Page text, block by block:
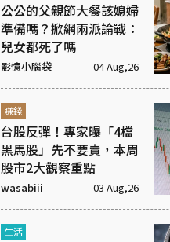
公公的父親節大餐該媳婦
準備嗎？掀網兩派論戰：
兒女都死了嗎
影憶小腦袋 04 Aug,26
賺錢
台股反彈！專家曝「4檔
黑馬股」先不要賣，本周
股市2大觀察重點
wasabiii 03 Aug,26
生活